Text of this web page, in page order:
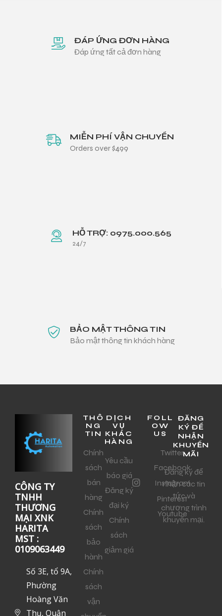
ĐÁP ỨNG ĐƠN HÀNG
Đáp ứng tất cả đơn hàng
MIỄN PHÍ VẬN CHUYỂN
Orders over $499
HỖ TRỢ: 0975.000.565
24/7
BẢO MẬT THÔNG TIN
Bảo mật thông tin khách hàng
CÔNG TY
TNHH
THƯƠNG
MẠI XNK
HARITA
MST :
0109063449
Số 3E, tổ 9A,
Phường
Hoàng Văn
Thụ, Quận
THÔ
NG
TIN
Chính
sách
bán
hàng
Chính
sách
bảo
hành
Chính
sách
vận
DỊCH
VỤ
KHÁC
HÀNG
Yêu cầu
báo giá
Đăng ký
đại ký
Chính
sách
giảm giá
FOLL
OW
US
Twitter
Facebook
Instagram
Pinterest
Youtube
ĐĂNG
KÝ ĐỂ
NHẬN
KHUYẾN
MÃI
Đăng ký để
nhận các tin
tức và
chương trình
khuyến mại.